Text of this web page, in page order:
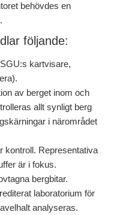
behövdes en
följande:
kartvisare,
av berget inom och
allt synligt berg
i närområdet
kontroll. Representativa
är i fokus.
bergbitar.
laboratorium för
analyseras.